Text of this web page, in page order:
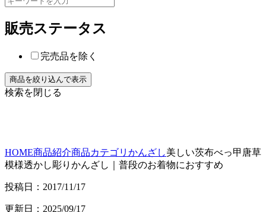
販売ステータス
完売品を除く
検索を閉じる
HOME商品紹介商品カテゴリ かんざし美しい茨布べっ甲唐草
模様透かし彫りかんざし｜普段のお着物におすすめ
投稿日：2017/11/17
更新日：2025/09/17